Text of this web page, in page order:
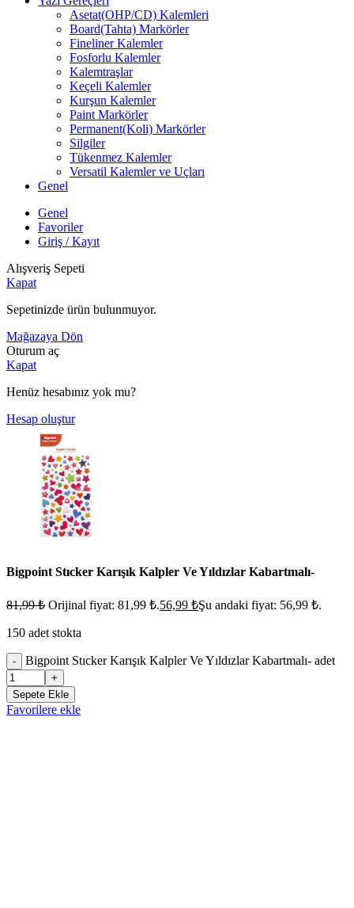
Asetat(OHP/CD) Kalemleri
Board(Tahta) Markörler
Fineliner Kalemler
Fosforlu Kalemler
Kalemtraşlar
Keçeli Kalemler
Kurşun Kalemler
Paint Markörler
Permanent(Koli) Markörler
Silgiler
Tükenmez Kalemler
Versatil Kalemler ve Uçları
Genel
Genel
Favoriler
Giriş / Kayıt
Alışveriş Sepeti
Kapat
Sepetinizde ürün bulunmuyor.
Mağazaya Dön
Oturum aç
Kapat
Henüz hesabınız yok mu?
Hesap oluştur
Bigpoint Stıcker Karışık Kalpler Ve Yıldızlar Kabartmalı-
81,99₺ Orijinal fiyat: 81,99 ₺.56,99 ₺Şu andaki fiyat: 56,99 ₺.
150 adet stokta
- Bigpoint Stıcker Karışık Kalpler Ve Yıldızlar Kabartmalı- adet
+
Sepete Ekle
Favorilere ekle